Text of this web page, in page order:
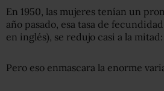
En 1950, las mujeres tenían un
año pasado, esa tasa de
en inglés), se redujo casi a la
Pero eso enmascara la enorme